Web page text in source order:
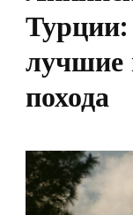
лучшие
похода